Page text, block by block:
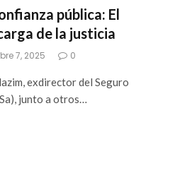
pública: El
de la justicia
7, 2025 0
exdirector del Seguro
junto a otros…